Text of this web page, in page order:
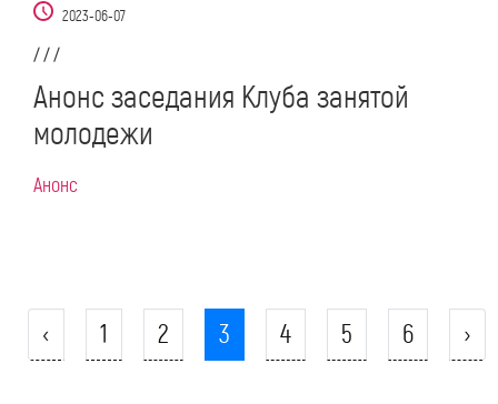
2023-06-07
/ / /
Анонс заседания Клуба занятой
молодежи
Анонс
‹ 1 2 3 4 5 6 ›